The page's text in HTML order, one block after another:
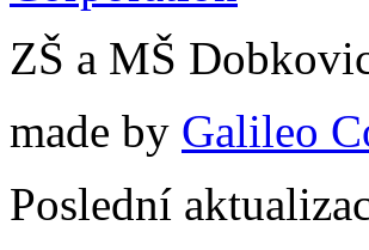
ZŠ a MŠ
made by Galileo
Poslední